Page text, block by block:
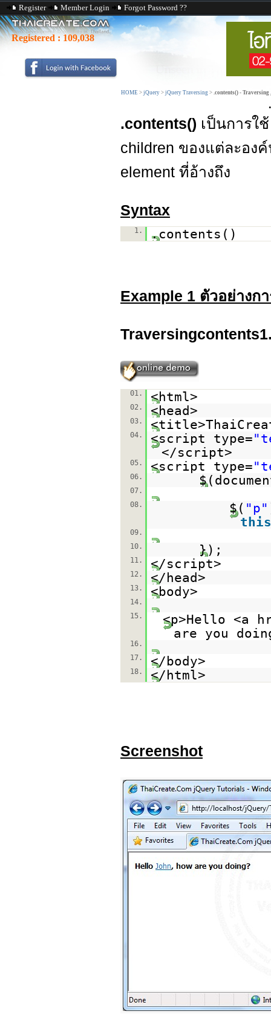
Register Member Login Forgot Password ??
Registered : 109,038
HOME > jQuery > jQuery Traversing > .contents() - Traversing
.contents() เป็นการใ
children ของแต่ละอง
element ที่อ้างถึง
Syntax
1. .contents()
Example 1 ตัวอย่างก
01. <html>
02. <head>
03.
04. <script type=
</script>
05. <script type=
06.
07.
08.
$( "p"
this
09.
10.
});
11. </script>
12. </head>
13. <body>
14.
15.
<p>Hello <a
are you
16.
17.
</body>
18. </html>
Screenshot